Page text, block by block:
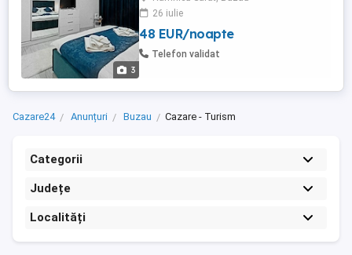
3
26 iulie
48 EUR/noapte
Telefon validat
Cazare24 Anunțuri Buzau Cazare - Turism
Categorii
Județe
Localități